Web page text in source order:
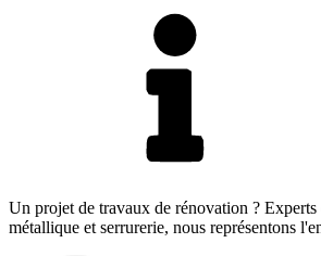
Un projet de travaux de rénovation ? Experts
métallique et serrurerie, nous représentons